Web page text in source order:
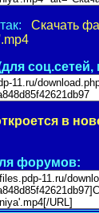
Скачать
в
форумов: